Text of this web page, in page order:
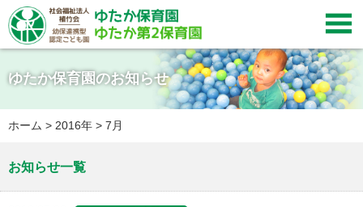

ゆたか保育園のお知らせ
ホーム > 2016年 > 7月
お知らせ一覧